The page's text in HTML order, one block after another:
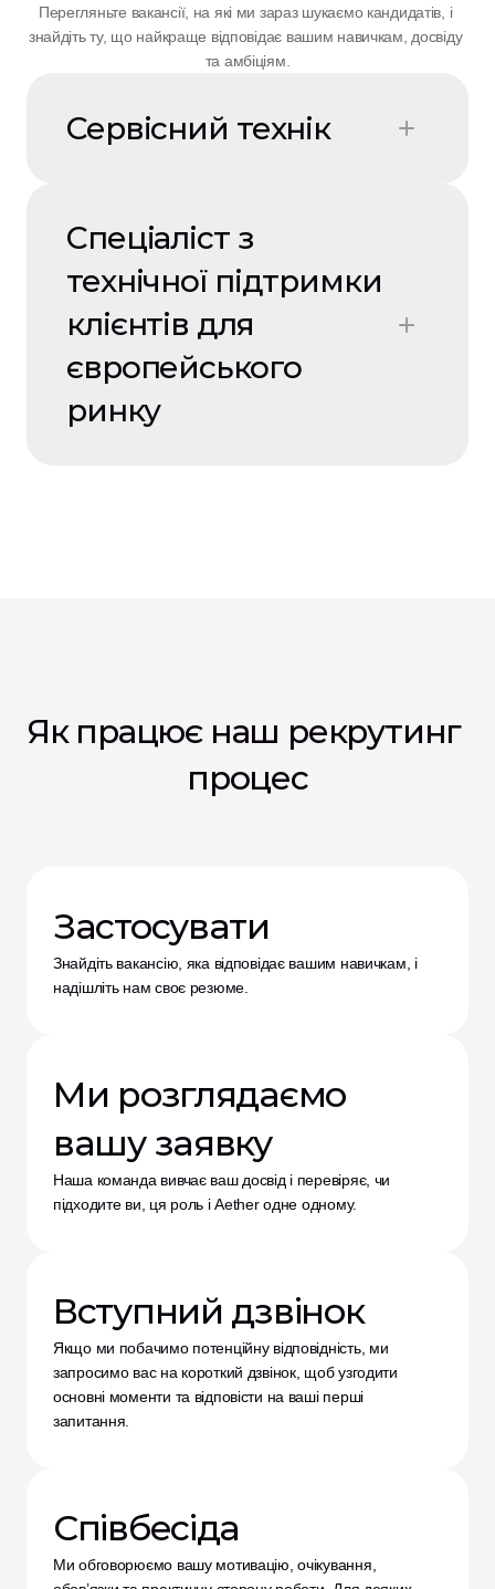
Перегляньте вакансії, на які ми зараз шукаємо кандидатів, і
знайдіть ту, що найкраще відповідає вашим навичкам, досвіду
та амбіціям.
Сервісний технік
Спеціаліст з
технічної підтримки
клієнтів для
європейського
ринку
Як працює наш рекрутинг
процес
Застосувати
Знайдіть вакансію, яка відповідає вашим навичкам, і
надішліть нам своє резюме.
Ми розглядаємо
вашу заявку
Наша команда вивчає ваш досвід і перевіряє, чи
підходите ви, ця роль і Aether одне одному.
Вступний дзвінок
Якщо ми побачимо потенційну відповідність, ми
запросимо вас на короткий дзвінок, щоб узгодити
основні моменти та відповісти на ваші перші
запитання.
Співбесіда
Ми обговорюємо вашу мотивацію, очікування,